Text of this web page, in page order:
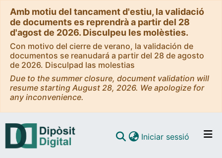
Amb motiu del tancament d'estiu, la validació
de documents es reprendrà a partir del 28
d'agost de 2026. Disculpeu les molèsties.
Con motivo del cierre de verano, la validación de
documentos se reanudará a partir del 28 de agosto
de 2026. Disculpad las molestias
Due to the summer closure, document validation will
resume starting August 28, 2026. We apologize for
any inconvenience.
Iniciar sessió (current)